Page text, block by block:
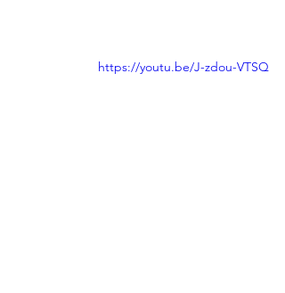
https://youtu.be/J-zdou-VTSQ